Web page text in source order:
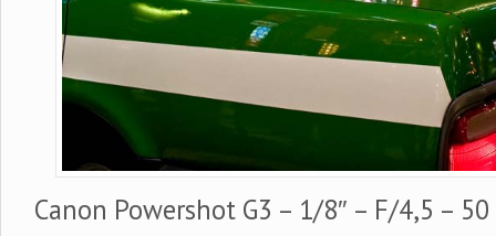
Canon Powershot G3 – 1/8″ – F/4,5 –